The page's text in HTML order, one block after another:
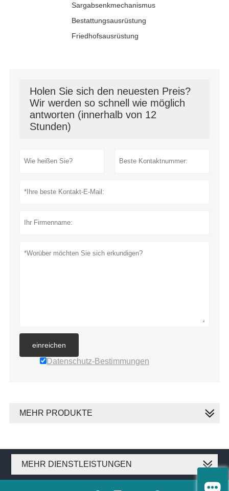
Sargabsenkmechanismus
Bestattungsausrüstung
Friedhofsausrüstung
Holen Sie sich den neuesten Preis?
Wir werden so schnell wie möglich
antworten (innerhalb von 12
Stunden)
einreichen
Datenschutz-Bestimmungen
MEHR PRODUKTE
MEHR DIENSTLEISTUNGEN